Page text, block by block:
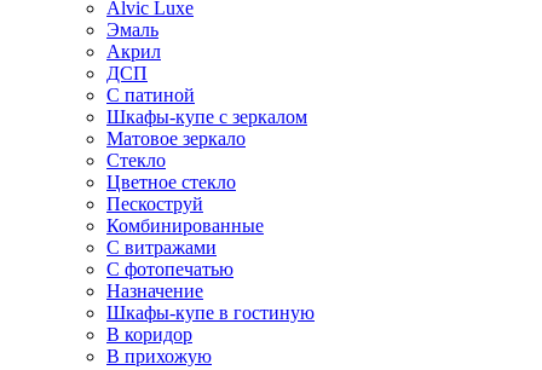
Alvic Luxe
Эмаль
Акрил
ДСП
С патиной
Шкафы-купе с зеркалом
Матовое зеркало
Стекло
Цветное стекло
Пескоструй
Комбинированные
С витражами
С фотопечатью
Назначение
Шкафы-купе в гостиную
В коридор
В прихожую